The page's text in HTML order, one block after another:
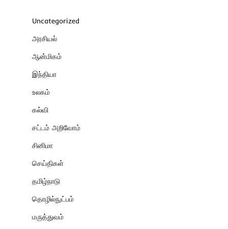
Uncategorized
அரசியல்
ஆன்மிகம்
இந்தியா
உலகம்
கல்வி
சட்டம் அறிவோம்
சினிமா
செய்திகள்
தமிழ்நாடு
தொழில்நுட்பம்
மருத்துவம்